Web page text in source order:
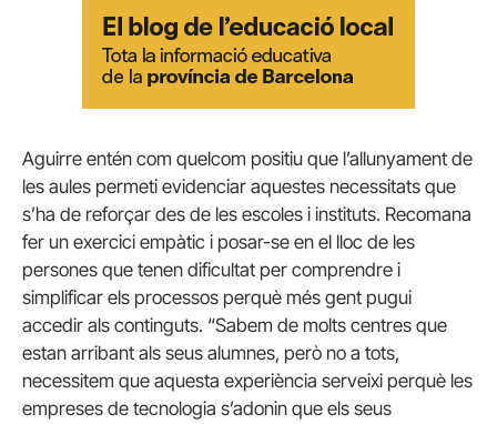
Aguirre entén com quelcom positiu que l’allunyament de
les aules permeti evidenciar aquestes necessitats que
s’ha de reforçar des de les escoles i instituts. Recomana
fer un exercici empàtic i posar-se en el lloc de les
persones que tenen dificultat per comprendre i
simplificar els processos perquè més gent pugui
accedir als continguts. “Sabem de molts centres que
estan arribant als seus alumnes, però no a tots,
necessitem que aquesta experiència serveixi perquè les
empreses de tecnologia s’adonin que els seus